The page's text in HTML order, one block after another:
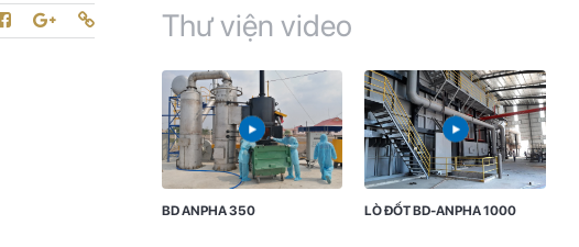
Thư viện video
BD ANPHA 350 LÒ ĐỐT BD-ANPHA 1000